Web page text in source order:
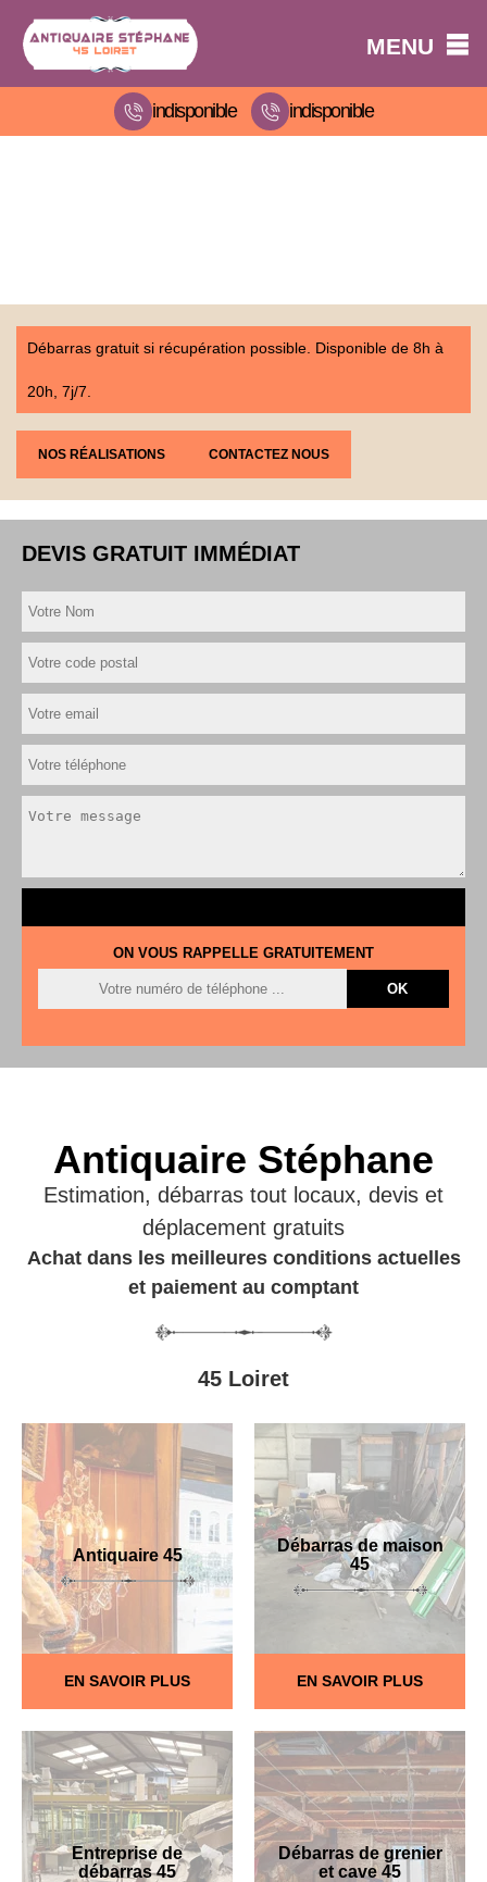
MENU
indisponible indisponible
Débarras gratuit si récupération possible. Disponible de 8h à
20h, 7j/7.
NOS RÉALISATIONS CONTACTEZ NOUS
DEVIS GRATUIT IMMÉDIAT
ON VOUS RAPPELLE GRATUITEMENT
Antiquaire Stéphane
Estimation, débarras tout locaux, devis et
déplacement gratuits
Achat dans les meilleures conditions actuelles
et paiement au comptant
45 Loiret
Antiquaire 45
EN SAVOIR PLUS
Débarras de maison
45
EN SAVOIR PLUS
Entreprise de
débarras 45
Débarras de grenier
et cave 45